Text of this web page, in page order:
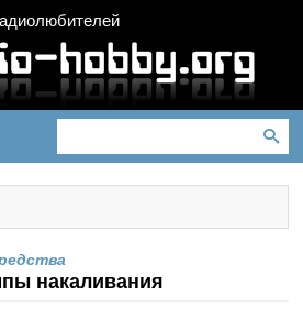
накаливания